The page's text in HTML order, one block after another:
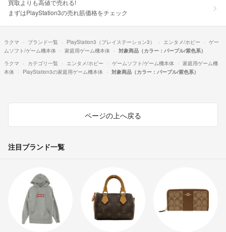
買取よりも高値で売れる!
まずはPlayStation3の売れ筋価格をチェック
ラクマ ブランド一覧 PlayStation3（プレイステーション3） エンタメ/ホビー
ゲー
ムソフト/ゲーム機本体
家庭用ゲーム機本体
対象商品（カラー：パープル/紫色系）
ラクマ
カテゴリ一覧 エンタメ/ホビー ゲームソフト/ゲーム機本体
家庭用ゲーム機
本体
PlayStation3の家庭用ゲーム機本体 対象商品（カラー：パープル/紫色系）
ページの上へ戻る
注目ブランド一覧